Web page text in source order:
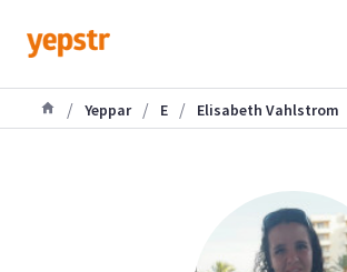
/ Yeppar / E / Elisabeth Vahlstrom